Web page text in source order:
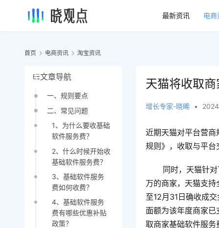
最新资讯 电商
首页 电商资讯 淘宝资讯
文章导航
一、规则要点
二、常见问题
1、为什么要收基础
软件服务费？
2、什么时候开始收
基础软件服务费？
3、基础软件服务
费如何收费？
4、基础软件服务
费有哪些优惠补贴
政策？
天猫将收取
增长专家-晓晞 •
近期天猫对平台营
规则》，收取与平台
同时，天猫针对下
万的商家，天猫支
至12月31日确收成
面额为该年度商家
取商家基础软件服